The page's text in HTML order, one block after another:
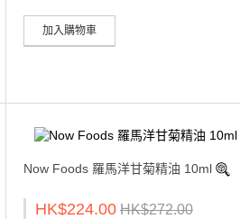
加入購物車
Now Foods 羅馬洋甘菊精油 10ml
HK$224.00 HK$272.00